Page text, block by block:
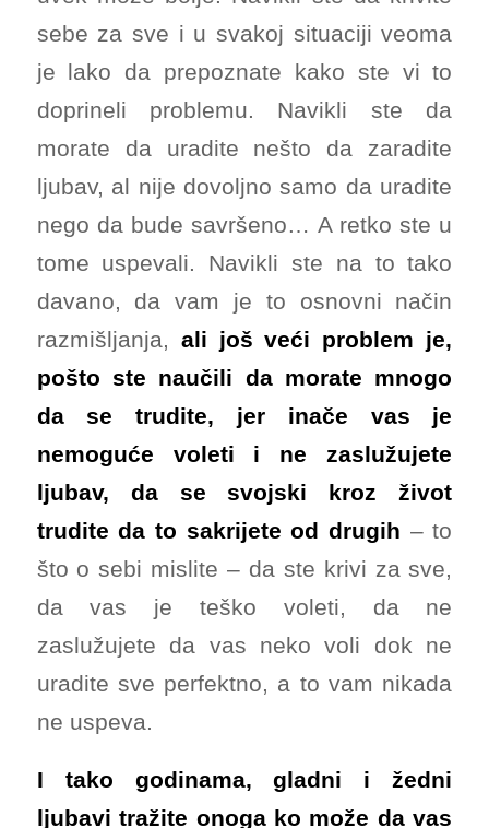
sebe za sve i u svakoj situaciji veoma
je lako da prepoznate kako ste vi to
doprineli problemu. Navikli ste da
morate da uradite nešto da zaradite
ljubav, al nije dovoljno samo da uradite
nego da bude savršeno… A retko ste u
tome uspevali. Navikli ste na to tako
davano, da vam je to osnovni način
razmišljanja, ali još veći problem je,
pošto ste naučili da morate mnogo
da se trudite, jer inače vas je
nemoguće voleti i ne zaslužujete
ljubav, da se svojski kroz život
trudite da to sakrijete od drugih – to
što o sebi mislite – da ste krivi za sve,
da vas je teško voleti, da ne
zaslužujete da vas neko voli dok ne
uradite sve perfektno, a to vam nikada
ne uspeva.
I tako godinama, gladni i žedni
ljubavi tražite onoga ko može da vas